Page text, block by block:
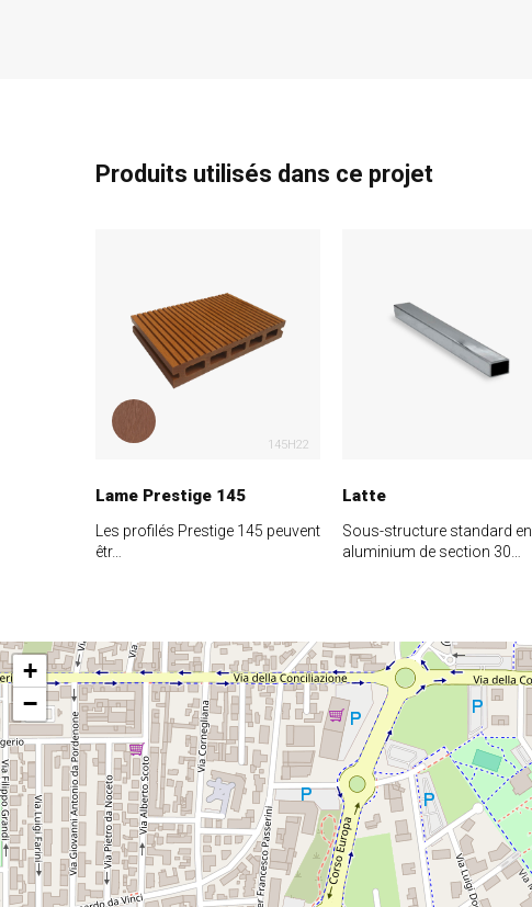
Produits utilisés dans ce projet
145H22
Lame Prestige 145
Les profilés Prestige 145 peuvent
êtr…
Latte
Sous-structure standard en
aluminium de section 30…
+
−